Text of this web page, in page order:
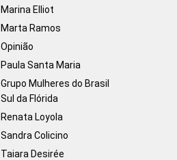
Marina Elliot
Marta Ramos
Opinião
Paula Santa Maria
Grupo Mulheres do Brasil
Sul da Flórida
Renata Loyola
Sandra Colicino
Taiara Desirée